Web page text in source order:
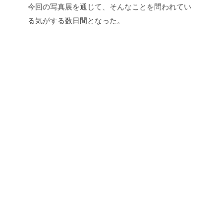
今回の写真展を通じて、そんなことを問われてい
る気がする数日間となった。